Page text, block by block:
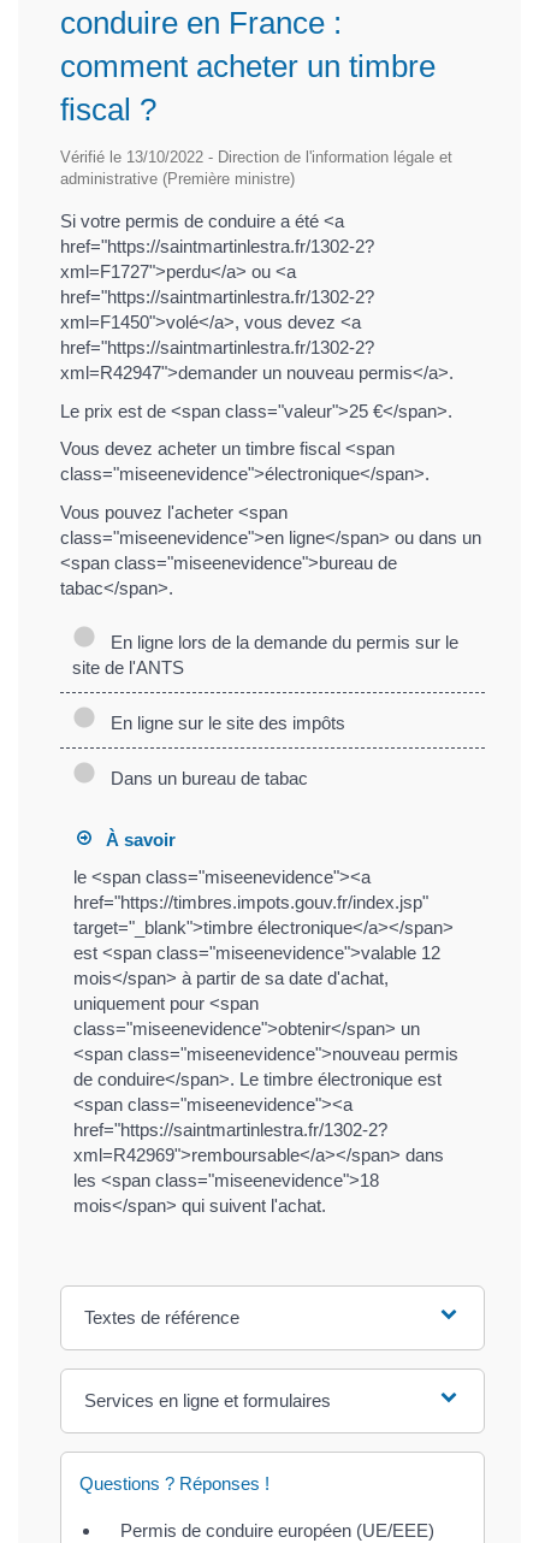
conduire en France :
comment acheter un timbre
fiscal ?
Vérifié le 13/10/2022 - Direction de l'information légale et
administrative (Première ministre)
Si votre permis de conduire a été <a
href="https://saintmartinlestra.fr/1302-2?
xml=F1727">perdu</a> ou <a
href="https://saintmartinlestra.fr/1302-2?
xml=F1450">volé</a>, vous devez <a
href="https://saintmartinlestra.fr/1302-2?
xml=R42947">demander un nouveau permis</a>.
Le prix est de <span class="valeur">25 €</span>.
Vous devez acheter un timbre fiscal <span
class="miseenevidence">électronique</span>.
Vous pouvez l'acheter <span
class="miseenevidence">en ligne</span> ou dans un
<span class="miseenevidence">bureau de
tabac</span>.
En ligne lors de la demande du permis sur le
site de l'ANTS
En ligne sur le site des impôts
Dans un bureau de tabac
À savoir
le <span class="miseenevidence"><a
href="https://timbres.impots.gouv.fr/index.jsp"
target="_blank">timbre électronique</a></span>
est <span class="miseenevidence">valable 12
mois</span> à partir de sa date d'achat,
uniquement pour <span
class="miseenevidence">obtenir</span> un
<span class="miseenevidence">nouveau permis
de conduire</span>. Le timbre électronique est
<span class="miseenevidence"><a
href="https://saintmartinlestra.fr/1302-2?
xml=R42969">remboursable</a></span> dans
les <span class="miseenevidence">18
mois</span> qui suivent l'achat.
Textes de référence
Services en ligne et formulaires
Questions ? Réponses !
Permis de conduire européen (UE/EEE)